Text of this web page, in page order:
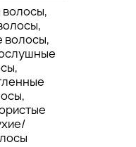
волосы,